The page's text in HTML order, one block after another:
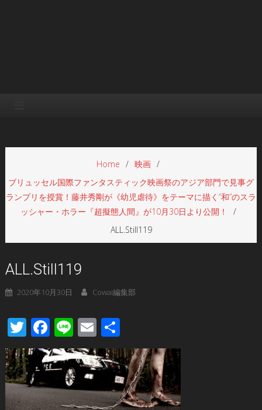
Home
映画
ブリュッセル国際ファンタスティック映画祭のアジア部門で見事グ
ランプリを授賞！藤井秀剛が《幼児虐待》をテーマに描く“和”のスラ
ッシャー・ホラー『超擬態人間』が10月30日より公開！
ALL.Still119
ALL.Still119
2020年10月30日 Cowai編集部
Twitter
Facebook
LineEmail
有